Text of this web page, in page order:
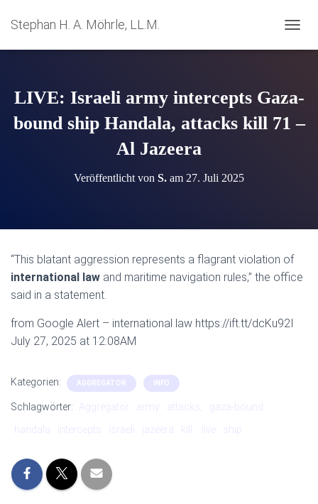
Stephan H. A. Möhrle, LL.M.
A
A
T
E
LIVE: Israeli army intercepts Gaza-
bound ship Handala, attacks kill 71 –
Al Jazeera
Veröffentlicht von S. am 27. Juli 2025
“This blatant aggression represents a flagrant violation of
international law and maritime navigation rules,” the office
said in a statement.
from Google Alert – international law https://ift.tt/dcKu92I
July 27, 2025 at 12:08AM
Kategorien: AGGREGATOR INFO
Schlagwörter: Aggregator army attacks,
gaza-bound
handala
intercepts israeli jazeera ship